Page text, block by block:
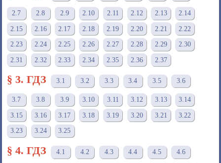
2.7 2.8 2.9 2.10 2.11 2.12 2.13 2.14
2.15 2.16 2.17 2.18 2.19 2.20 2.21 2.22
2.23 2.24 2.25 2.26 2.27 2.28 2.29 2.30
2.31 2.32 2.33 2.34 2.35 2.36 2.37
§ 3. ГДЗ 3.1 3.2 3.3 3.4 3.5 3.6
3.7 3.8 3.9 3.10 3.11 3.12 3.13 3.14
3.15 3.16 3.17 3.18 3.19 3.20 3.21 3.22
3.23 3.24 3.25
§ 4. ГДЗ 4.1 4.2 4.3 4.4 4.5 4.6